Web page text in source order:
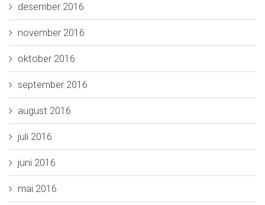
desember 2016
november 2016
oktober 2016
september 2016
august 2016
juli 2016
juni 2016
mai 2016